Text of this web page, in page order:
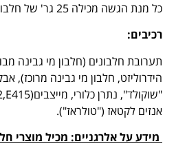
כל מנת הגשה מכילה 25 גר' של חלבון .
רכיבים:
תערובת חלבונים (חלבון מי גבינה
הידרוליזט, חלבון מי גבינה מרוכז),
אנזים לקטאז ("טולראז").
מידע על אלרגניים: מכיל מוצרי